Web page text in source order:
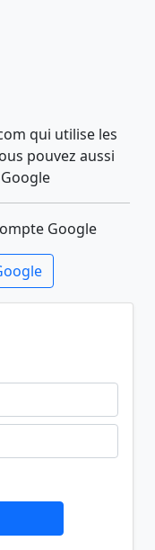
qui utilise les
pouvez aussi
Google